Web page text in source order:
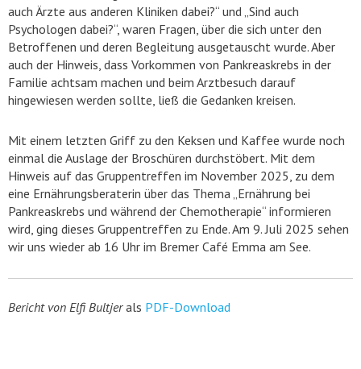
auch Ärzte aus anderen Kliniken dabei?“ und „Sind auch
Psychologen dabei?“, waren Fragen, über die sich unter den
Betroffenen und deren Begleitung ausgetauscht wurde. Aber
auch der Hinweis, dass Vorkommen von Pankreaskrebs in der
Familie achtsam machen und beim Arztbesuch darauf
hingewiesen werden sollte, ließ die Gedanken kreisen.
Mit einem letzten Griff zu den Keksen und Kaffee wurde noch
einmal die Auslage der Broschüren durchstöbert. Mit dem
Hinweis auf das Gruppentreffen im November 2025, zu dem
eine Ernährungsberaterin über das Thema „Ernährung bei
Pankreaskrebs und während der Chemotherapie“ informieren
wird, ging dieses Gruppentreffen zu Ende. Am 9. Juli 2025 sehen
wir uns wieder ab 16 Uhr im Bremer Café Emma am See.
Bericht von Elfi Bultjerals PDF-Download